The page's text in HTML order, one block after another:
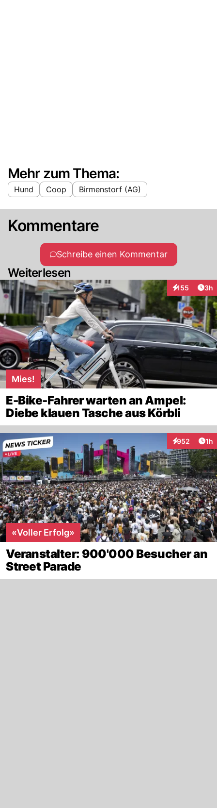
Mehr zum Thema:
Hund Coop Birmenstorf (AG)
Kommentare
Schreibe einen Kommentar
Weiterlesen
155
Interaktionen
3h
Mies!
E-Bike-Fahrer warten an Ampel:
Diebe klauen Tasche aus Körbli
952
Interaktionen
1h
«Voller Erfolg»
Veranstalter: 900'000 Besucher an
Street Parade